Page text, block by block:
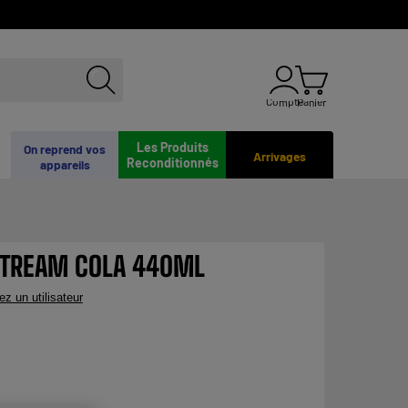
ComptePanier
Arrivages
Les Produits
Reconditionnés
On reprend vos
appareils
COLA 440ML
un utilisateur